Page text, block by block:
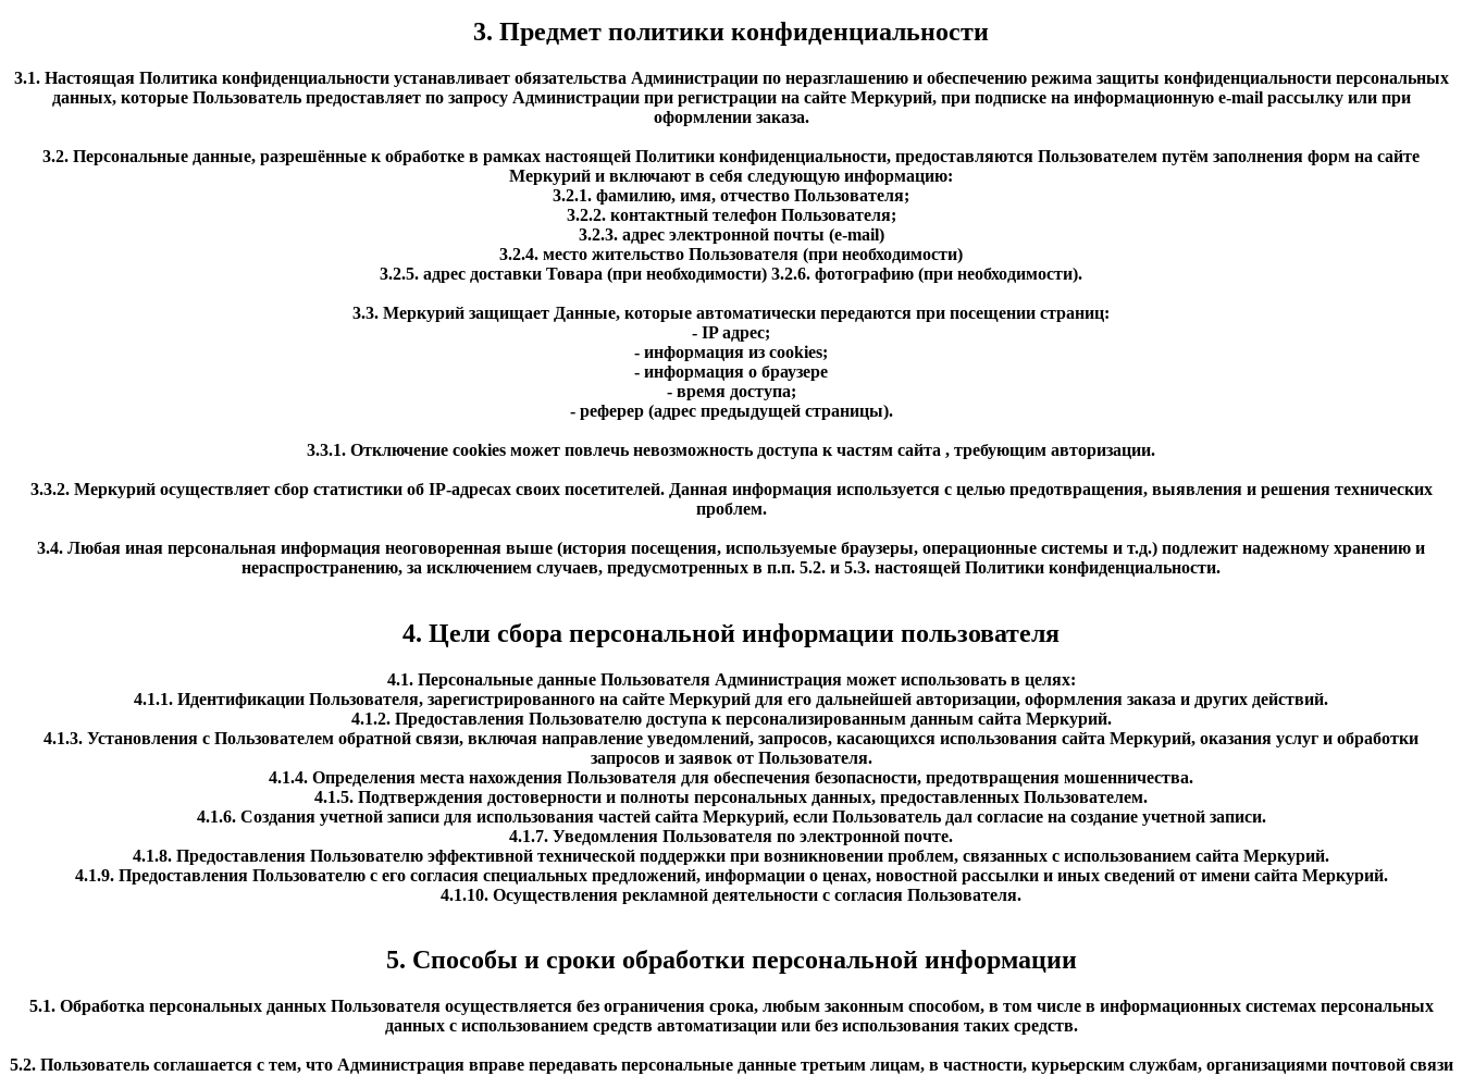
3. Предмет политики конфиденциальности
3.1. Настоящая Политика конфиденциальности устанавливает обязательства Администрации по неразглашению и обеспечению режима защиты конфиденциальности персональных
данных, которые Пользователь предоставляет по запросу Администрации при регистрации на сайте Меркурий, при подписке на информационную e-mail рассылку или при
оформлении заказа.
3.2. Персональные данные, разрешённые к обработке в рамках настоящей Политики конфиденциальности, предоставляются Пользователем путём заполнения форм на сайте
Меркурий и включают в себя следующую информацию:
3.2.1. фамилию, имя, отчество Пользователя;
3.2.2. контактный телефон Пользователя;
3.2.3. адрес электронной почты (e-mail)
3.2.4. место жительство Пользователя (при необходимости)
3.2.5. адрес доставки Товара (при необходимости) 3.2.6. фотографию (при необходимости).
3.3. Меркурий защищает Данные, которые автоматически передаются при посещении страниц:
- IP адрес;
- информация из cookies;
- информация о браузере
- время доступа;
- реферер (адрес предыдущей страницы).
3.3.1. Отключение cookies может повлечь невозможность доступа к частям сайта , требующим авторизации.
3.3.2. Меркурий осуществляет сбор статистики об IP-адресах своих посетителей. Данная информация используется с целью предотвращения, выявления и решения технических
проблем.
3.4. Любая иная персональная информация неоговоренная выше (история посещения, используемые браузеры, операционные системы и т.д.) подлежит надежному хранению и
нераспространению, за исключением случаев, предусмотренных в п.п. 5.2. и 5.3. настоящей Политики конфиденциальности.
4. Цели сбора персональной информации пользователя
4.1. Персональные данные Пользователя Администрация может использовать в целях:
4.1.1. Идентификации Пользователя, зарегистрированного на сайте Меркурий для его дальнейшей авторизации, оформления заказа и других действий.
4.1.2. Предоставления Пользователю доступа к персонализированным данным сайта Меркурий.
4.1.3. Установления с Пользователем обратной связи, включая направление уведомлений, запросов, касающихся использования сайта Меркурий, оказания услуг и обработки
запросов и заявок от Пользователя.
4.1.4. Определения места нахождения Пользователя для обеспечения безопасности, предотвращения мошенничества.
4.1.5. Подтверждения достоверности и полноты персональных данных, предоставленных Пользователем.
4.1.6. Создания учетной записи для использования частей сайта Меркурий, если Пользователь дал согласие на создание учетной записи.
4.1.7. Уведомления Пользователя по электронной почте.
4.1.8. Предоставления Пользователю эффективной технической поддержки при возникновении проблем, связанных с использованием сайта Меркурий.
4.1.9. Предоставления Пользователю с его согласия специальных предложений, информации о ценах, новостной рассылки и иных сведений от имени сайта Меркурий.
4.1.10. Осуществления рекламной деятельности с согласия Пользователя.
5. Способы и сроки обработки персональной информации
5.1. Обработка персональных данных Пользователя осуществляется без ограничения срока, любым законным способом, в том числе в информационных системах персональных
данных с использованием средств автоматизации или без использования таких средств.
5.2. Пользователь соглашается с тем, что Администрация вправе передавать персональные данные третьим лицам, в частности, курьерским службам, организациями почтовой связи